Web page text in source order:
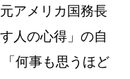
アメリカ国務長
人の心得」の自
何事も思うほど